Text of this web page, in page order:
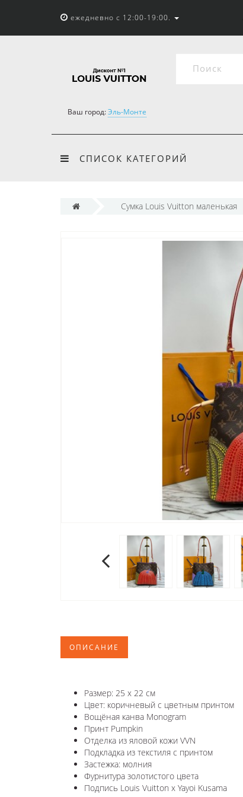
ежедневно с 12:00-19:00.
Ваш город:Эль-Монте
СПИСОК КАТЕГОРИЙ
Cумка Louis Vuitton маленькая
ОПИСАНИЕ
Размер: 25 х 22 см
Цвет: коричневый с цветным принтом
Вощёная канва Monogram
Принт Pumpkin
Отделка из яловой кожи VVN
Подкладка из текстиля с принтом
Застежка: молния
Фурнитура золотистого цвета
Подпись Louis Vuitton x Yayoi Kusama